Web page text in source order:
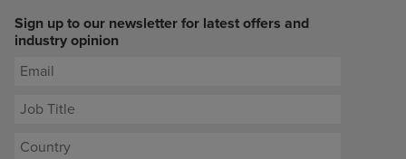
Sign up to our newsletter for latest offers and
industry opinion